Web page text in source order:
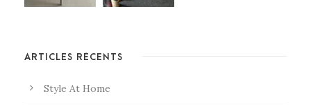
ARTICLES RÉCENTS
Style At Home